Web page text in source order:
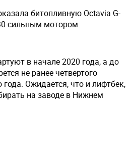
битопливную Octavia G-
сильным мотором.
в начале 2020 года, а до
не ранее четвертого
Ожидается, что и лифтбек,
на заводе в Нижнем